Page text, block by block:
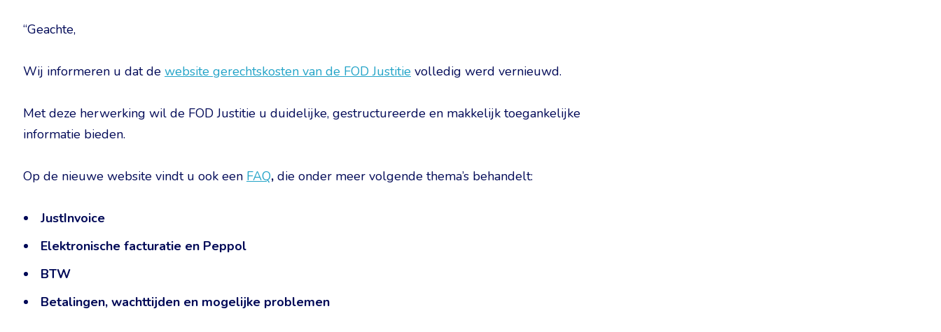
“Geachte,
Wij informeren u dat de website gerechtskosten van de FOD Justitie volledig werd vernieuwd.
Met deze herwerking wil de FOD Justitie u duidelijke, gestructureerde en makkelijk toegankelijke
informatie bieden.
Op de nieuwe website vindt u ook een FAQ, die onder meer volgende thema’s behandelt:
JustInvoice
Elektronische facturatie en Peppol
BTW
Betalingen, wachttijden en mogelijke problemen